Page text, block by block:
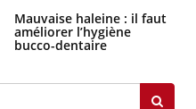
Mauvaise haleine : il faut
améliorer l’hygiène
bucco-dentaire